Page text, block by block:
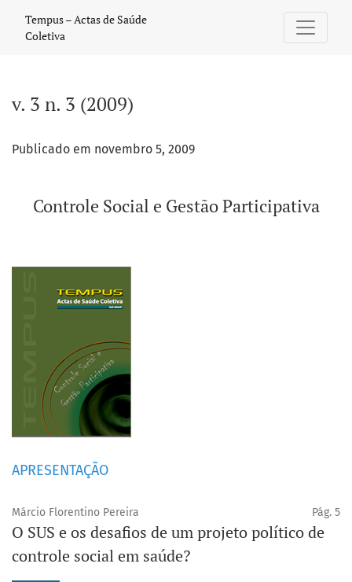
v. 3 n. 3 (2009): Controle Social e Gestão Participativa
Tempus – Actas de Saúde
Coletiva
v. 3 n. 3 (2009)
Publicado em novembro 5, 2009
Controle Social e Gestão Participativa
APRESENTAÇÃO
Márcio Florentino Pereira Pág. 5
O SUS e os desafios de um projeto político de
controle social em saúde?